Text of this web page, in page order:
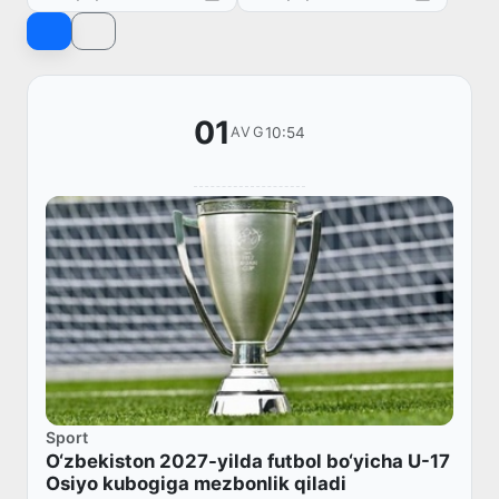
01 AVG10:54
Sport
O‘zbekiston 2027-yilda futbol bo‘yicha U-17
Osiyo kubogiga mezbonlik qiladi